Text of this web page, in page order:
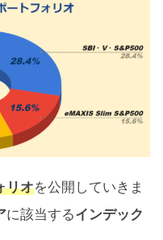
リオを公開していきま
に該当するインデック